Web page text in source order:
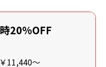
20%OFF
11,440～